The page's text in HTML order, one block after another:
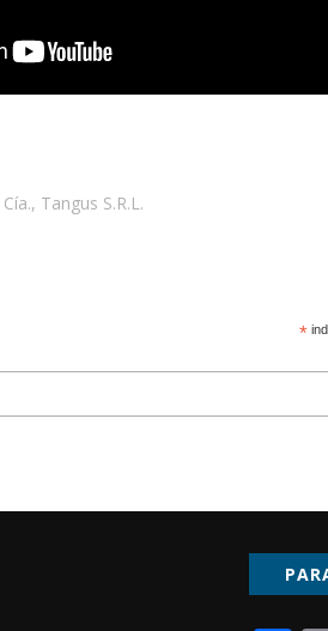
, Tangus S.R.L.
*